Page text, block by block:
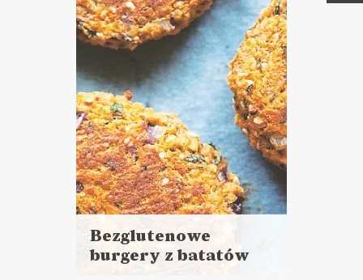
Bezglutenowe
burgery z batatów